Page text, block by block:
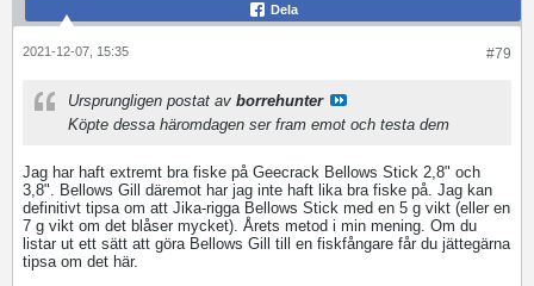
Dela
#79
2021-12-07, 15:35
Ursprungligen postat av borrehunter
Köpte dessa häromdagen ser fram emot och testa dem
Jag har haft extremt bra fiske på Geecrack Bellows Stick 2,8" och
3,8". Bellows Gill däremot har jag inte haft lika bra fiske på. Jag kan
definitivt tipsa om att Jika-rigga Bellows Stick med en 5 g vikt (eller en
7 g vikt om det blåser mycket). Årets metod i min mening. Om du
listar ut ett sätt att göra Bellows Gill till en fiskfångare får du jättegärna
tipsa om det här.